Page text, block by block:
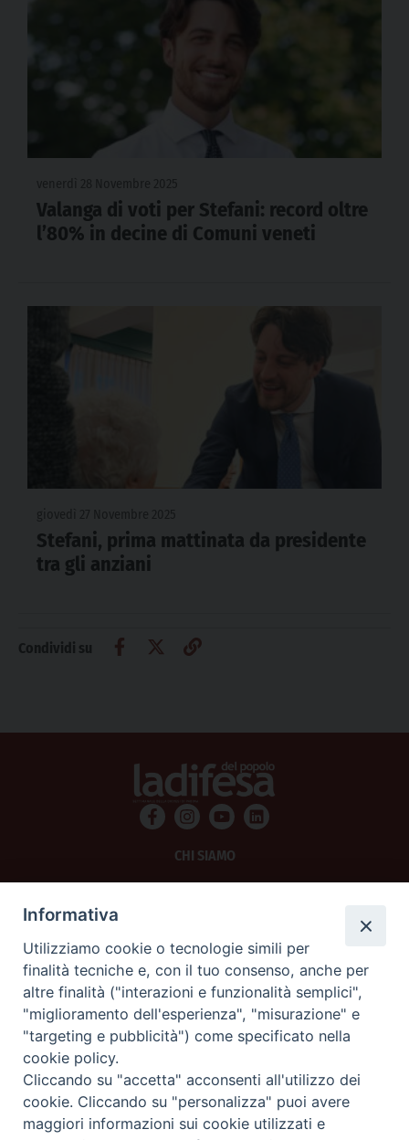
Valanga di voti per Stefani: record oltre
l’80% in decine di Comuni veneti
Stefani, prima mattinata da presidente
tra gli anziani
Condividi su
CHI SIAMO
SCRIVICI
La Difesa srl - P.iva 05125420280
La Difesa del Popolo percepisce i contributi pubblici all'editoria.
La Difesa del Popolo, tramite la Fisc (Federazione Italiana Settimanali Cattolici)
ha aderito allo IAP (Istituto dell'Autodisciplina Pubblicitaria) accettando il Codice
di Autodisciplina della Comunicazione Commerciale.
La Difesa del Popolo è una testata registrata presso il Tribunale di Padova
decreto del 15 giugno 1950 al n. 37 del registro periodici.
Informativa
Utilizziamo cookie o tecnologie simili per
finalità tecniche e, con il tuo consenso, anche per
altre finalità ("interazioni e funzionalità semplici",
"miglioramento dell'esperienza", "misurazione" e
"targeting e pubblicità") come specificato nella
cookie policy.
Cliccando su "accetta" acconsenti all'utilizzo dei
cookie. Cliccando su "personalizza" puoi avere
maggiori informazioni sui cookie utilizzati e